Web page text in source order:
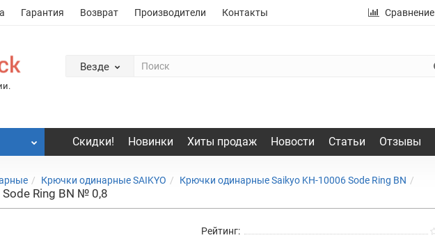
Гарантия Возврат Производители Контакты Сравнение
Везде
Скидки! Новинки Хиты продаж Новости Статьи Отзывы
Крючки одинарные SAIKYO Крючки одинарные Saikyo KH-10006 Sode Ring BN
Ring BN № 0,8
Рейтинг: